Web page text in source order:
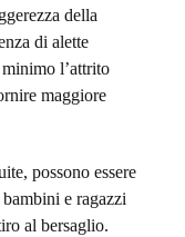
della
di alette
l’attrito
maggiore
possono essere
e ragazzi
al bersaglio.